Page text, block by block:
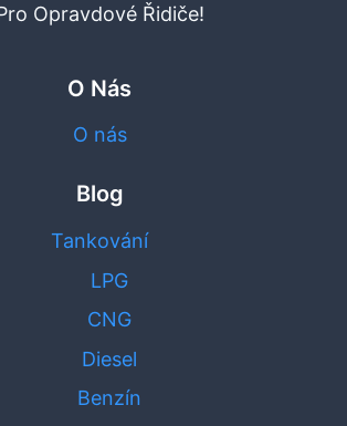
Opravdové Řidiče!
O Nás
O nás
Blog
Tankování
LPG
CNG
Diesel
Benzín